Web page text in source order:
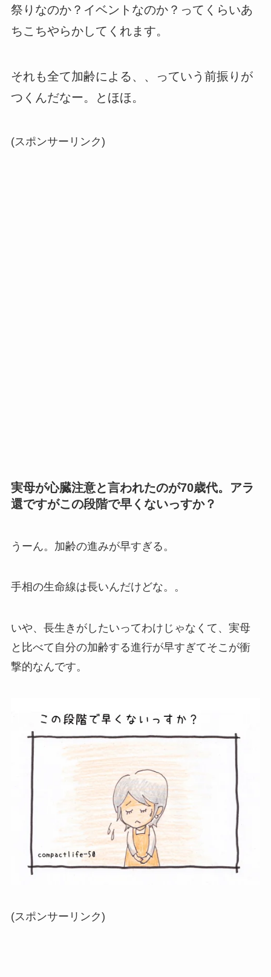
祭りなのか？イベントなのか？ってくらいあ
ちこちやらかしてくれます。
それも全て加齢による、、っていう前振りが
つくんだなー。とほほ。
(スポンサーリンク)
実母が心臓注意と言われたのが70歳代。アラ
還ですがこの段階で早くないっすか？
うーん。加齢の進みが早すぎる。
手相の生命線は長いんだけどな。。
いや、長生きがしたいってわけじゃなくて、実母
と比べて自分の加齢する進行が早すぎてそこが衝
撃的なんです。
(スポンサーリンク)